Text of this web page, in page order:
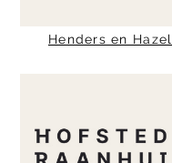
Henders en Hazel